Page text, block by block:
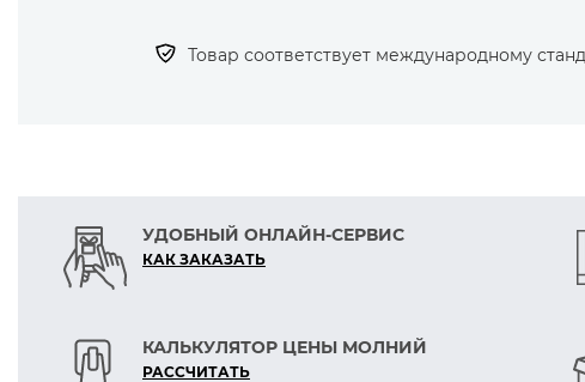
— Обеспечивают долгосрочное
Товар соответствует международному
УДОБНЫЙ ОНЛАЙН-СЕРВИС
КАК ЗАКАЗАТЬ
КАЛЬКУЛЯТОР ЦЕНЫ МОЛНИЙ
РАСCЧИТАТЬ